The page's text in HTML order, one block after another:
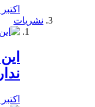
اکتبر 21, 2019
نشریات
اکتبر 22, 2019